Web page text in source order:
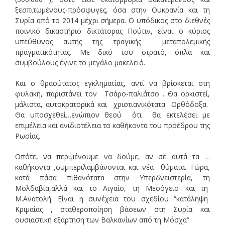
ξεσπιτωμένους-πρόσφυγες, όσα στην Ουκρανία και τη
Συρία από το 2014 μέχρι σήμερα. Ο υπόδικος στο διεθνές
ποινικό δικαστήριο δικτάτορας Πούτιν, είναι ο κύριος
υπεύθυνος αυτής της τραγικής μεταπολεμικής
πραγματικότητας. Με δικό του στρατό, όπλα και
συμβούλους έγινε το μεγάλο μακελειό.
Και ο θρασύτατος εγκληματίας, αντί να βρίσκεται στη
φυλακή, παριστάνει τον Τσάρο-παλιάτσο . Θα ορκιστεί,
μάλιστα, αυτοκρατορικά και χριστιανικότατα Ορθόδοξα.
Θα υποσχεθεί…ενώπιον θεού ότι θα εκτελέσει με
επιμέλεια και ανιδιοτέλεια τα καθήκοντα του προέδρου της
Ρωσίας.
Οπότε, να περιμένουμε να δούμε, αν σε αυτά τα …
καθήκοντα ,συμπεριλαμβάνονται και νέα θύματα. Τώρα,
κατά πάσα πιθανότατα στην Υπερδνειστερία, τη
Μολδαβία,αλλά και το Αιγαίο, τη Μεσόγειο και τη
Μ.Ανατολή. Είναι η συνέχεια του σχεδίου “κατάληψη
Κριμαίας , σταθεροποίηση βάσεων στη Συρία και
ουσιαστική εξάρτηση των Βαλκανίων από τη Μόσχα”.